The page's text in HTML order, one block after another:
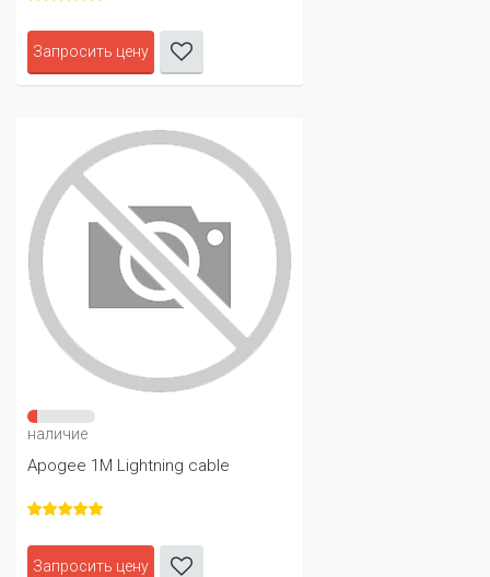
Запросить цену
наличие
Apogee 1M Lightning cable
Запросить цену